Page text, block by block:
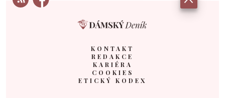
KONTAKT
REDAKCE
KARIÉRA
COOKIES
ETICKÝ KODEX